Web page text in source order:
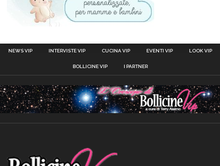
NEWS VIP INTERVISTE VIP CUCINA VIP EVENTI VIP LOOK VIP
BOLLICINE VIP I PARTNER